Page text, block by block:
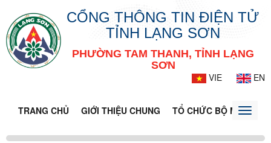
CỔNG THÔNG TIN ĐIỆN TỬ
TỈNH LẠNG SƠN
PHƯỜNG TAM THANH, TỈNH LẠNG
SƠN
VIE
EN
TRANG CHỦ GIỚI THIỆU CHUNG TỔ CHỨC BỘ MÁYToggle